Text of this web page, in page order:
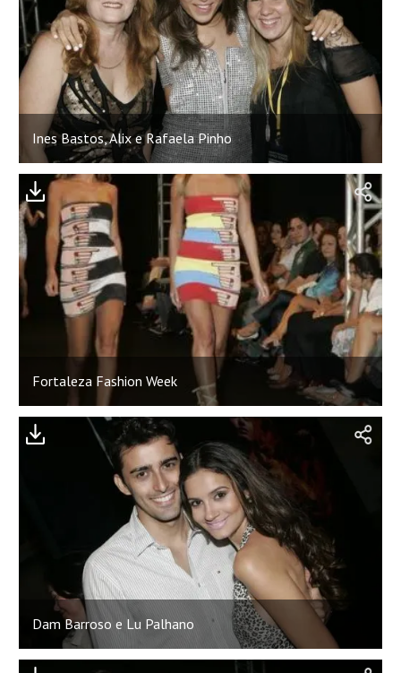
Ines Bastos, Alix e Rafaela Pinho
Fortaleza Fashion Week
Dam Barroso e Lu Palhano